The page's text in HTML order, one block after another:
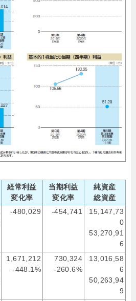
経常利益
変化率
当期利益
変化率
純資産
総資産
-480,029 -454,741
15,147,73
0
53,270,91
6
1,671,212
-448.1%
730,324
-260.6%
13,016,58
6
50,263,94
9